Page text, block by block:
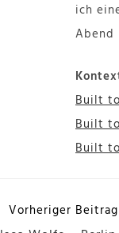
ich
Abend
Built
Built
Built
Vorheriger Beitrag